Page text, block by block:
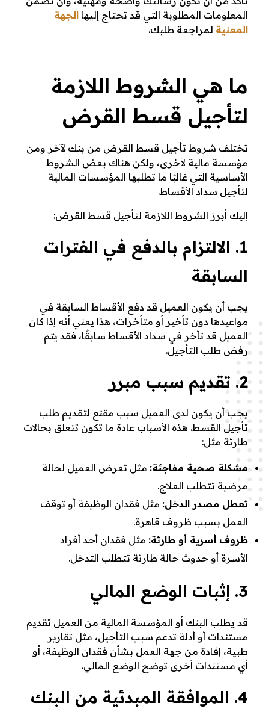
المعلومات المطلوبة التي قد تحتاج إليها الجهة
المعنية لمراجعة طلبك.
ما هي الشروط اللازمة
لتأجيل قسط القرض
تختلف شروط تأجيل قسط القرض من بنك لآخر ومن
مؤسسة مالية لأخرى، ولكن هناك بعض الشروط
الأساسية التي غالبًا ما تطلبها المؤسسات المالية
لتأجيل سداد الأقساط.
إليك أبرز الشروط اللازمة لتأجيل قسط القرض:
1. الالتزام بالدفع في الفترات
السابقة
يجب أن يكون العميل قد دفع الأقساط السابقة في
مواعيدها دون تأخير أو متأخرات، هذا يعني أنه إذا كان
العميل قد تأخر في سداد الأقساط سابقًا، فقد يتم
رفض طلب التأجيل.
2. تقديم سبب مبرر
يجب أن يكون لدى العميل سبب مقنع لتقديم طلب
تأجيل القسط. هذه الأسباب عادة ما تكون تتعلق بحالات
طارئة مثل:
مشكلة صحية مفاجئة: مثل تعرض العميل لحالة
مرضية تتطلب العلاج.
تعطل مصدر الدخل: مثل فقدان الوظيفة أو توقف
العمل بسبب ظروف قاهرة.
ظروف أسرية أو طارئة: مثل فقدان أحد أفراد
الأسرة أو حدوث حالة طارئة تتطلب التدخل.
3. إثبات الوضع المالي
قد يطلب البنك أو المؤسسة المالية من العميل تقديم
مستندات أو أدلة تدعم سبب التأجيل، مثل تقارير
طبية، إفادة من جهة العمل بشأن فقدان الوظيفة، أو
أي مستندات أخرى توضح الوضع المالي.
4. الموافقة المبدئية من البنك